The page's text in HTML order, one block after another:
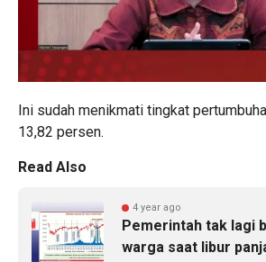
Ini sudah menikmati tingkat
13,82 persen.
Read Also
4 year ago
Pemerintah tak lagi
warga saat libur